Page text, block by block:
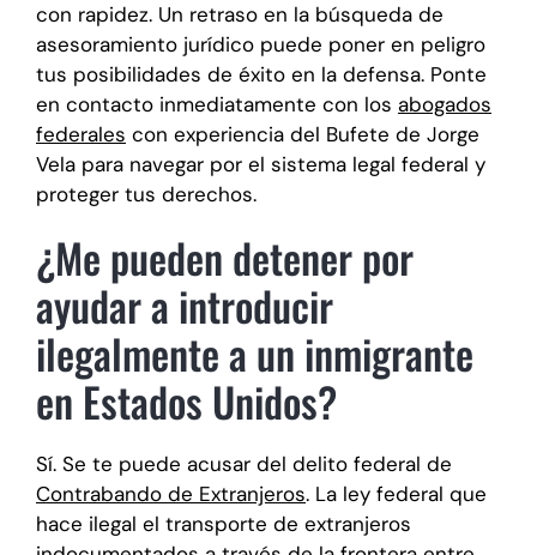
con rapidez. Un retraso en la búsqueda de
asesoramiento jurídico puede poner en peligro
tus posibilidades de éxito en la defensa. Ponte
en contacto inmediatamente con los abogados
federales con experiencia del Bufete de Jorge
Vela para navegar por el sistema legal federal y
proteger tus derechos.
¿Me pueden detener por
ayudar a introducir
ilegalmente a un inmigrante
en Estados Unidos?
Sí. Se te puede acusar del delito federal de
Contrabando de Extranjeros. La ley federal que
hace ilegal el transporte de extranjeros